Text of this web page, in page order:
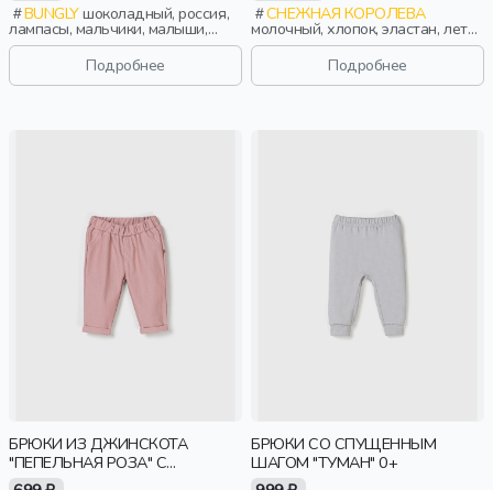
BUNGLYшоколадный, россия,
лампасы, мальчики, малыши,
дошкольники, дети
Подробнее
СНЕЖНАЯ КОРОЛЕВА
молочный, хлопок, эластан, лето,
весна, россия, завязки, прорези,
карман, пояс, эластичные,
мальчики, детиПодробнее
БРЮКИ ИЗ ДЖИНСКОТА
"ПЕПЕЛЬНАЯ РОЗА" С
ОТВОРОТАМИ 0+
БРЮКИ СО СПУЩЕННЫМ
ШАГОМ "ТУМАН" 0+